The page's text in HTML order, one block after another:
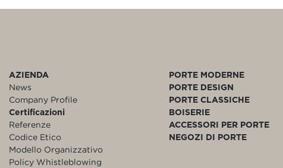
AZIENDA
News
Company Profile
Certificazioni
Referenze
Codice Etico
Modello Organizzativo
Policy Whistleblowing
PORTE MODERNE
PORTE DESIGN
PORTE CLASSICHE
BOISERIE
ACCESSORI PER PORTE
NEGOZI DI PORTE